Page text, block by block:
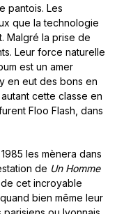
pantois. Les
que la technologie
Malgré la prise de
Leur force naturelle
est un amer
en eut des bons en
cette classe en
Floo Flash, dans
les mènera dans
de Un Homme
cet incroyable
bien même leur